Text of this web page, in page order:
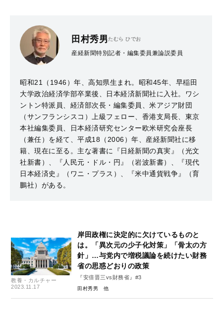
田村秀男たむら ひでお
産経新聞特別記者・編集委員兼論説委員
昭和21（1946）年、高知県生まれ。昭和45年、早稲田
大学政治経済学部卒業後、日本経済新聞社に入社。ワシ
ントン特派員、経済部次長・編集委員、米アジア財団
（サンフランシスコ）上級フェロー、香港支局長、東京
本社編集委員、日本経済研究センター欧米研究会座長
（兼任）を経て、平成18（2006）年、産経新聞社に移
籍、現在に至る。主な著書に『日経新聞の真実』（光文
社新書）、『人民元・ドル・円』（岩波新書）、『現代
日本経済史』（ワニ・プラス）、『米中通貨戦争』（育
鵬社）がある。
教養・カルチャー
2023.11.17
岸田政権に決定的に欠けているものと
は。「異次元の少子化対策」「骨太の方
針」…与党内で増税議論を続けたい財務
省の思惑どおりの政策
『安倍晋三vs財務省』#3
田村秀男